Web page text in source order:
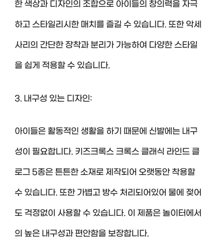
한 색상과 디자인의 조합으로 아이들의 창의력을 자극
하고 스타일리시한 매치를 즐길 수 있습니다. 또한 악세
사리의 간단한 장착과 분리가 가능하여 다양한 스타일
을 쉽게 적용할 수 있습니다.
3. 내구성 있는 디자인:
아이들은 활동적인 생활을 하기 때문에 신발에는 내구
성이 필요합니다. 키즈크록스 크록스 클래식 라인드 클
로그 5종은 튼튼한 소재로 제작되어 오랫동안 착용할
수 있습니다. 또한 가볍고 방수 처리되어있어 물에 젖어
도 걱정없이 사용할 수 있습니다. 이 제품은 놀이터에서
의 높은 내구성과 편안함을 보장합니다.